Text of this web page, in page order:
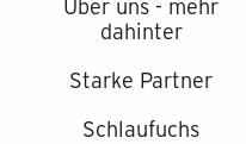
Über uns - mehr
dahinter
Starke Partner
Schlaufuchs